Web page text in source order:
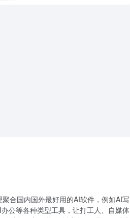
合国内国外最好用的AI软件，例如AI写
公等各种类型工具，让打工人、自媒体